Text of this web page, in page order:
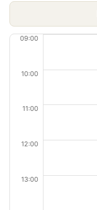
09:00
10:00
11:00
12:00
13:00